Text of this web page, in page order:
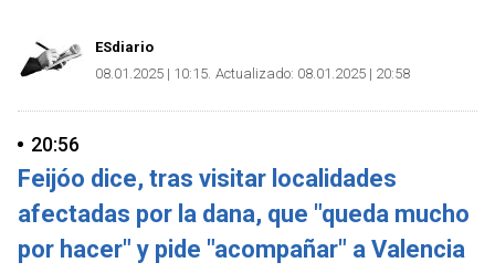
ESdiario
08.01.2025 | 10:15 Actualizado: 08.01.2025 | 20:58
20:56
Feijóo dice, tras visitar localidades
afectadas por la dana, que "queda mucho
por hacer" y pide "acompañar" a Valencia